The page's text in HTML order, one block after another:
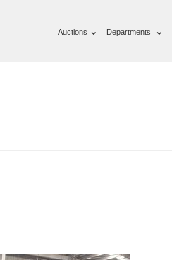
Auctions Departments